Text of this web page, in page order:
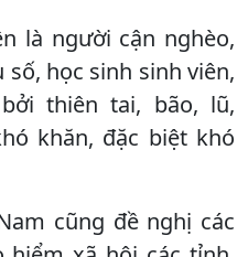
là người cận nghèo,
học sinh sinh viên,
thiên tai, bão, lũ,
khăn, đặc biệt khó
cũng đề nghị các